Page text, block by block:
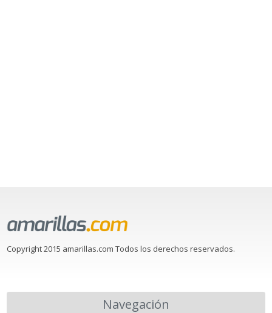
Copyright 2015 amarillas.com Todos los derechos reservados.
Navegación